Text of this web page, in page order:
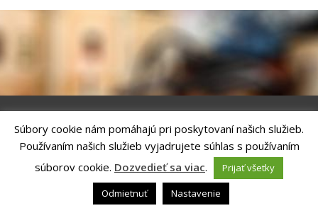
Riešenie ANTIK SMART CITY
| Technický prevádzkovateľ – MVI
Technology, s.r.o.
Správca webového sídla: Mesto Kežmarok, Hlavné námestie, 060 01
Kežmarok, tel.: +421524660111
podatelna@kezmarok.sk,|Vyhlásenie o prístupnosti
Ochrana osobných údajov
Súbory cookie nám pomáhajú pri poskytovaní našich služieb.
Používaním našich služieb vyjadrujete súhlas s používaním
súborov cookie. Dozvedieť sa viac.
Prijať všetky
Odmietnuť
Nastavenie